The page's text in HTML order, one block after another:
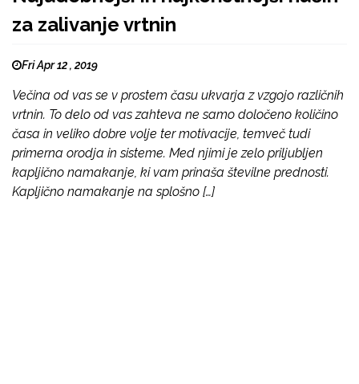
za zalivanje vrtnin
Fri Apr 12 , 2019
Večina od vas se v prostem času ukvarja z vzgojo različnih
vrtnin. To delo od vas zahteva ne samo določeno količino
časa in veliko dobre volje ter motivacije, temveč tudi
primerna orodja in sisteme. Med njimi je zelo priljubljen
kapljično namakanje, ki vam prinaša številne prednosti.
Kapljično namakanje na splošno […]